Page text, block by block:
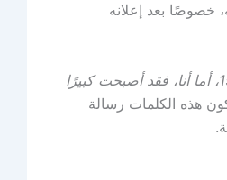
خصوصًا بعد إعلانه
أطفالي بخير، أحدهم يبلغ 9 سنوات والآخر 15، أما أنا، فقد أصبحت كبيرًا
هذه الكلمات رسالة